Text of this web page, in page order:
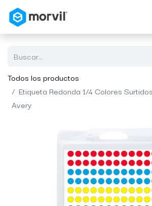
Todos los productos
Etiqueta Redonda 1/4 Colores
Avery